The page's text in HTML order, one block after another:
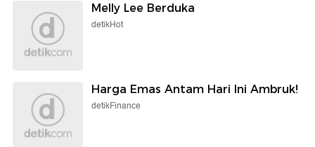
Melly Lee Berduka
detikHot
Harga Emas Antam Hari Ini Ambruk!
detikFinance